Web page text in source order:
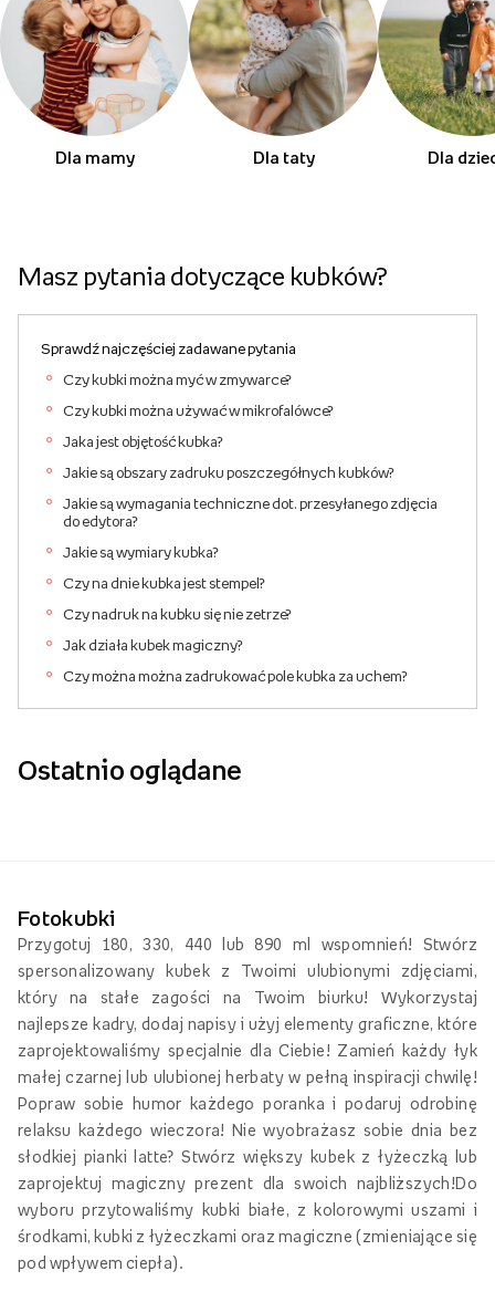
Dla mamy Dla taty Dla
Masz pytania dotyczące kubków?
Sprawdź najczęściej zadawane pytania
Czy kubki można myć w zmywarce?
Czy kubki można używać w mikrofalówce?
Jaka jest objętość kubka?
Jakie są obszary zadruku poszczegółnych kubków?
Jakie są wymagania techniczne dot. przesyłanego zdjęcia
do edytora?
Jakie są wymiary kubka?
Czy na dnie kubka jest stempel?
Czy nadruk na kubku się nie zetrze?
Jak działa kubek magiczny?
Czy można można zadrukować pole kubka za uchem?
Ostatnio oglądane
Fotokubki
Przygotuj 180, 330, 440 lub 890 ml wspomnień! Stwórz
spersonalizowany kubek z Twoimi ulubionymi zdjęciami,
który na stałe zagości na Twoim biurku! Wykorzystaj
najlepsze kadry, dodaj napisy i użyj elementy graficzne, które
zaprojektowaliśmy specjalnie dla Ciebie! Zamień każdy łyk
małej czarnej lub ulubionej herbaty w pełną inspiracji chwilę!
Popraw sobie humor każdego poranka i podaruj odrobinę
relaksu każdego wieczora! Nie wyobrażasz sobie dnia bez
słodkiej pianki latte? Stwórz większy kubek z łyżeczką lub
zaprojektuj magiczny prezent dla swoich najbliższych!Do
wyboru przytowaliśmy kubki białe, z kolorowymi uszami i
środkami, kubki z łyżeczkami oraz magiczne (zmieniające się
pod wpływem ciepła).